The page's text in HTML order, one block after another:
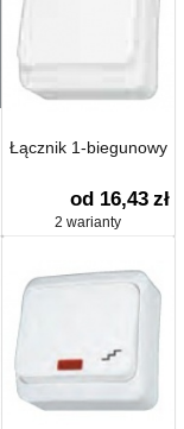
Łącznik 1-biegunowy
od 16,43 zł
2 warianty